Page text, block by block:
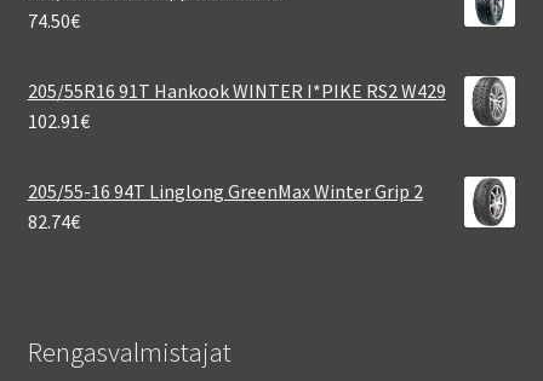
74.50€
205/55R16 91T Hankook WINTER I*PIKE RS2 W429
102.91€
205/55-16 94T Linglong GreenMax Winter Grip 2
82.74€
Rengasvalmistajat